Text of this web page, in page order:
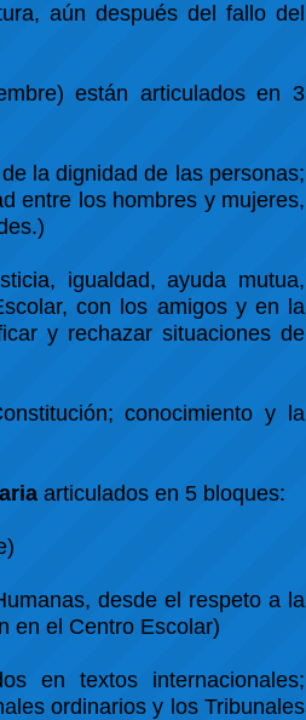
aún después del fallo del
están articulados en 3
la dignidad de las personas;
entre los hombres y mujeres,
igualdad, ayuda mutua,
con los amigos y en la
y rechazar situaciones de
conocimiento y la
articulados en 5 bloques:
desde el respeto a la
en el Centro Escolar)
en textos internacionales;
ordinarios y los Tribunales